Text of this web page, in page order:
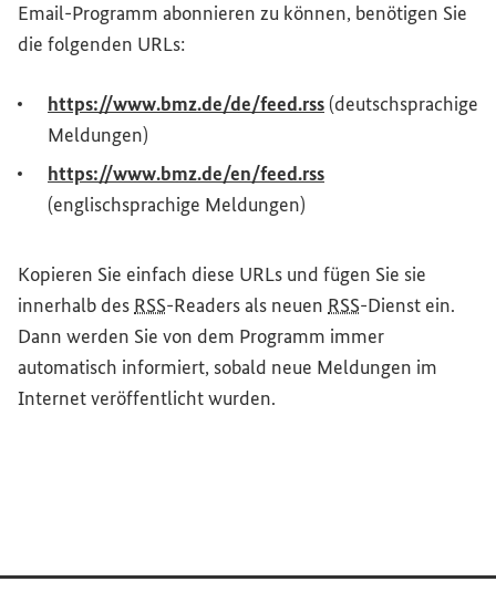
Email-Programm abonnieren zu können, benötigen Sie
die folgenden URLs:
https://www.bmz.de/de/feed.rss(Externer Link)
(deutschsprachige
Meldungen)
https://www.bmz.de/en/feed.rss(Externer Link)
(englischsprachige Meldungen)
Kopieren Sie einfach diese URLs und fügen Sie sie
innerhalb des RSS-Readers als neuen RSS-Dienst ein.
Dann werden Sie von dem Programm immer
automatisch informiert, sobald neue Meldungen im
Internet veröffentlicht wurden.